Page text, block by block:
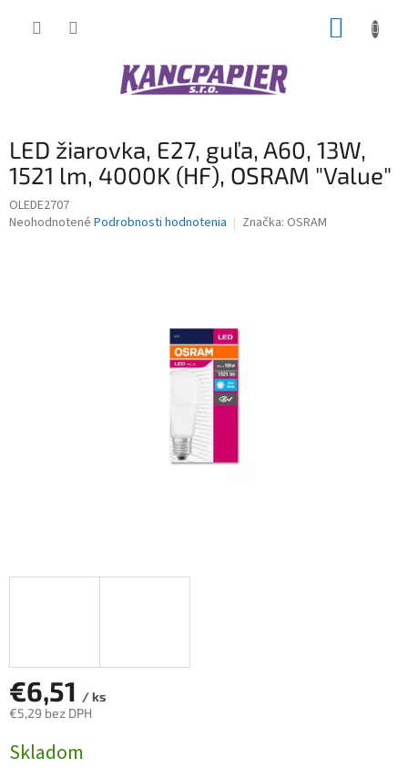
LED žiarovka, E27, guľa, A60, 13W,
1521 lm, 4000K (HF), OSRAM "Value"
OLEDE2707
Priemerné
Neohodnotené Podrobnosti hodnotenia Značka: OSRAM
€6,51 / ks
€5,29 bez DPH
cena:
Skladom